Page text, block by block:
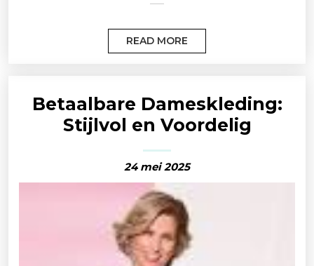
READ MORE
Betaalbare Dameskleding:
Stijlvol en Voordelig
24 mei 2025